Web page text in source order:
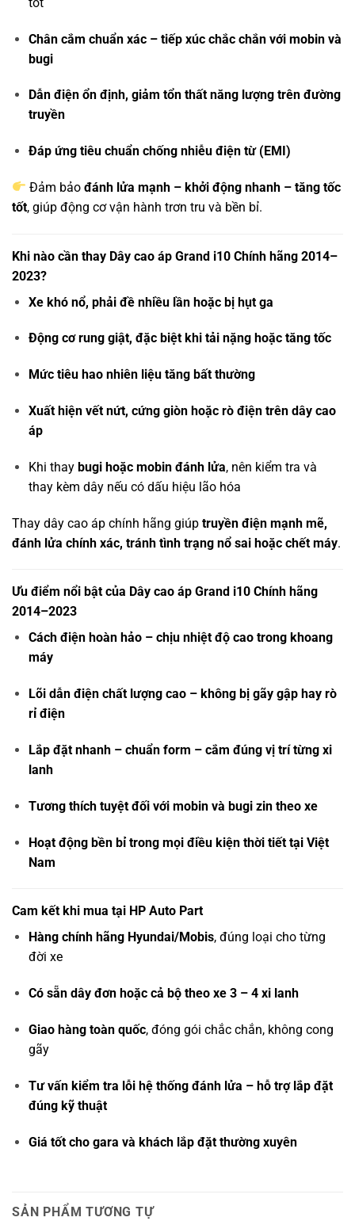
Chân cắm chuẩn xác – tiếp xúc chắc chắn với mobin và
bugi
Dẫn điện ổn định, giảm tổn thất năng lượng trên đường
truyền
Đáp ứng tiêu chuẩn chống nhiễu điện từ (EMI)
Đảm bảođánh lửa mạnh – khởi động nhanh – tăng tốc
tốt, giúp động cơ vận hành trơn tru và bền bỉ.
Khi nào cần thay Dây cao áp Grand i10 Chính hãng 2014–
2023?
Xe khó nổ, phải đề nhiều lần hoặc bị hụt ga
Động cơ rung giật, đặc biệt khi tải nặng hoặc tăng tốc
Mức tiêu hao nhiên liệu tăng bất thường
Xuất hiện vết nứt, cứng giòn hoặc rò điện trên dây cao
áp
Khi thay bugi hoặc mobin đánh lửa, nên kiểm tra và
thay kèm dây nếu có dấu hiệu lão hóa
Thay dây cao áp chính hãng giúp truyền điện mạnh mẽ,
đánh lửa chính xác, tránh tình trạng nổ sai hoặc chết máy.
Ưu điểm nổi bật của Dây cao áp Grand i10 Chính hãng
2014–2023
Cách điện hoàn hảo – chịu nhiệt độ cao trong khoang
máy
Lõi dẫn điện chất lượng cao – không bị gãy gập hay rò
rỉ điện
Lắp đặt nhanh – chuẩn form – cắm đúng vị trí từng xi
lanh
Tương thích tuyệt đối với mobin và bugi zin theo xe
Hoạt động bền bỉ trong mọi điều kiện thời tiết tại Việt
Nam
Cam kết khi mua tại HP Auto Part
Hàng chính hãng Hyundai/Mobis, đúng loại cho từng
đời xe
Có sẵn dây đơn hoặc cả bộ theo xe 3 – 4 xi lanh
Giao hàng toàn quốc, đóng gói chắc chắn, không cong
gãy
Tư vấn kiểm tra lỗi hệ thống đánh lửa – hỗ trợ lắp đặt
đúng kỹ thuật
Giá tốt cho gara và khách lắp đặt thường xuyên
SẢN PHẨM TƯƠNG TỰ